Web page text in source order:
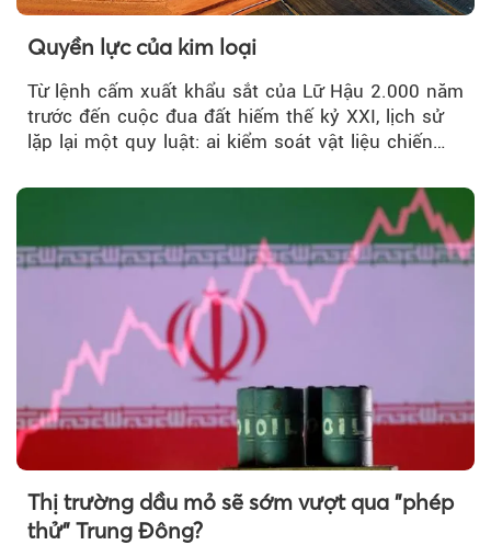
Quyền lực của kim loại
Từ lệnh cấm xuất khẩu sắt của Lữ Hậu 2.000 năm
trước đến cuộc đua đất hiếm thế kỷ XXI, lịch sử
lặp lại một quy luật: ai kiểm soát vật liệu chiến
Thị trường dầu mỏ sẽ sớm vượt qua "phép
thử" Trung Đông?